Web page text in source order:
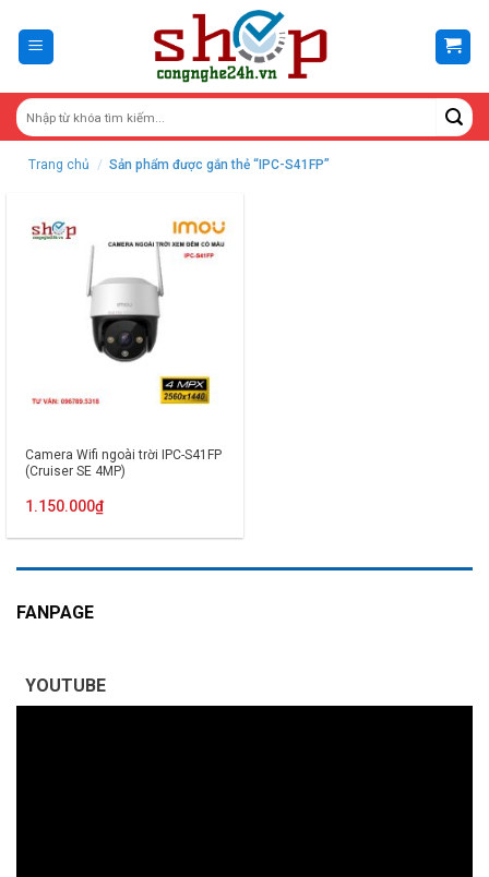
content
Trang chủ / Sản phẩm được gắn thẻ “IPC-S41FP”
Camera Wifi ngoài trời IPC-S41FP
(Cruiser SE 4MP)
1.150.000₫
FANPAGE
YOUTUBE